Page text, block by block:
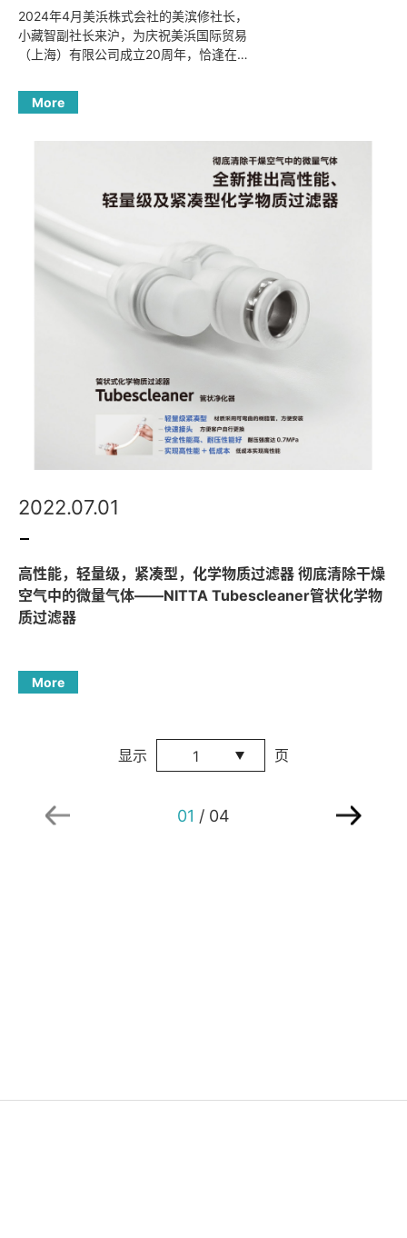
2024年4月美浜株式会社的美滨修社长，
小藏智副社长来沪，为庆祝美浜国际贸易
（上海）有限公司成立20周年，恰逢在中
年见证了美浜上海公司的成长，也预祝未
来的美浜有更好的发展。
More
2022.07.01
高性能，轻量级，紧凑型，化学物质过滤器 彻底清除干燥
空气中的微量气体——NITTA Tubescleaner管状化学物
质过滤器
More
显示 1 页
01 / 04